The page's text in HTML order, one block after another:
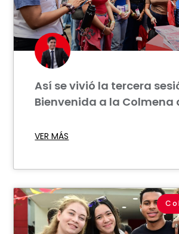
Así se vivió la tercera
Bienvenida a la Colmena
VER MÁS